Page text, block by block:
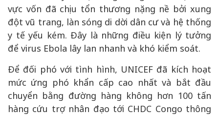
vực vốn đã chịu tổn thương nặng nề bởi xung
đột vũ trang, làn sóng di dời dân cư và hệ thống
y tế yếu kém. Đây là những điều kiện lý tưởng
để virus Ebola lây lan nhanh và khó kiểm soát.
Để đối phó với tình hình, UNICEF đã kích hoạt
mức ứng phó khẩn cấp cao nhất và bắt đầu
chuyển bằng đường hàng không hơn 100 tấn
hàng cứu trợ nhân đạo tới CHDC Congo thông